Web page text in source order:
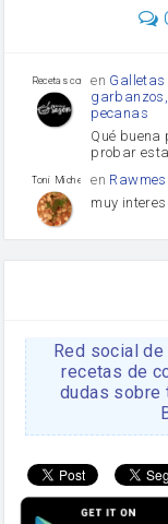
Recetas con sazon
en
garbanzos,
pecanas
Qué buena
probar
Toni Michel Caubet
en
muy
enLasaña
HOJALDROSA TV
enGachas
Rosa
https://
Rosa enReceta
Disculpa.
el bizcocho
apartado
Red social
recetas de
dudas sobre